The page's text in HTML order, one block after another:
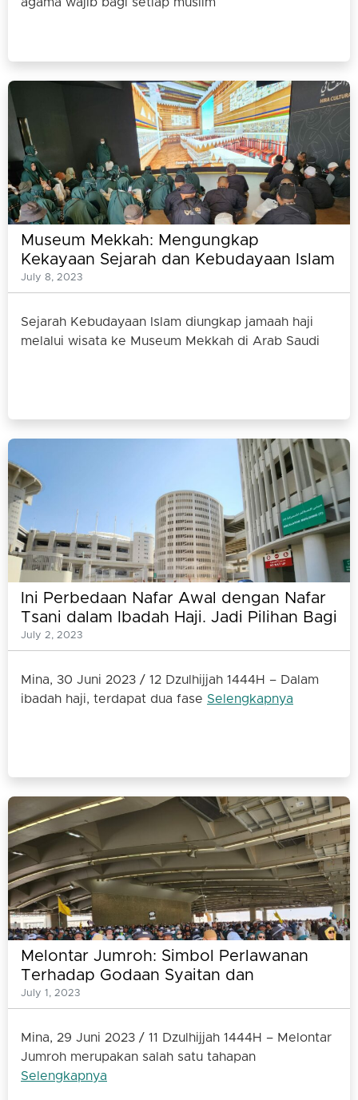
Museum Mekkah: Mengungkap
Kekayaan Sejarah dan Kebudayaan Islam
di Kota Mekkah
July 8, 2023
Sejarah Kebudayaan Islam diungkap jamaah haji
melalui wisata ke Museum Mekkah di Arab Saudi
Ini Perbedaan Nafar Awal dengan Nafar
Tsani dalam Ibadah Haji. Jadi Pilihan Bagi
Para Jamaah Ketika di Mina
July 2, 2023
Mina, 30 Juni 2023 / 12 Dzulhijjah 1444H – Dalam
ibadah haji, terdapat dua fase Selengkapnya
Melontar Jumroh: Simbol Perlawanan
Terhadap Godaan Syaitan dan
Keteguhan Menghadapi Ujian Keimanan
July 1, 2023
Mina, 29 Juni 2023 / 11 Dzulhijjah 1444H – Melontar
Jumroh merupakan salah satu tahapan
Selengkapnya